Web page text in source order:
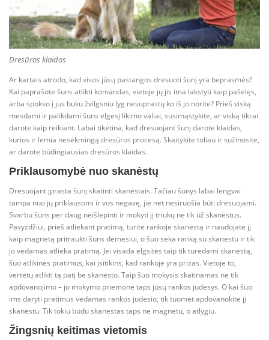
Dresūros klaidos
Ar kartais atrodo, kad visos jūsų pastangos dresuoti šunį yra beprasmės?
Kai paprašote šuns atlikti komandas, vietoje jų jis ima lakstyti kaip pašėlęs,
arba spokso į jus buku žvilgsniu lyg nesuprastų ko iš jo norite? Prieš viską
mesdami ir palikdami šuns elgesį likimo valiai, susimąstykite, ar viską tikrai
darote kaip reikiant. Labai tikėtina, kad dresuojant šunį darote klaidas,
kurios ir lemia nesėkmingą dresūros procesą. Skaitykite toliau ir sužinosite,
ar darote būdingiausias dresūros klaidas.
Priklausomybė nuo skanėstų
Dresuojant įprasta šunį skatinti skanėstais. Tačiau šunys labai lengvai
tampa nuo jų priklausomi ir vos negavę, jie net nesiruošia būti dresuojami.
Svarbu šuns per daug neišlepinti ir mokyti jį triukų ne tik už skanėstus.
Pavyzdžiui, prieš atliekant pratimą, turite rankoje skanėstą ir naudojate jį
kaip magnetą pritraukti šuns dėmesiui, o šuo seka ranką su skanėstu ir tik
jo vedamas atlieka pratimą. Jei visada elgsitės taip tik turėdami skanėstą,
šuo atlikinės pratimus, kai įsitikins, kad rankoje yra prizas. Vietoje to,
vertėtų atlikti tą patį be skanėsto. Taip šuo mokysis skatinamas ne tik
apdovanojimo – jo mokymo priemone taps jūsų rankos judesys. O kai šuo
ims daryti pratimus vedamas rankos judesio, tik tuomet apdovanokite jį
skanėstu. Tik tokiu būdu skanėstas taps ne magnetu, o atlygiu.
Žingsnių keitimas vietomis